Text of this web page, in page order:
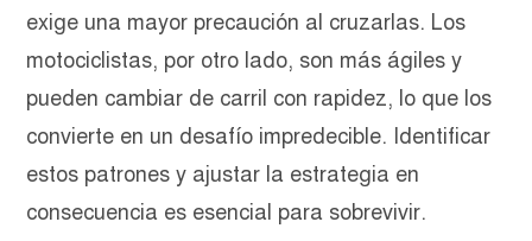
exige una mayor precaución al cruzarlas. Los
motociclistas, por otro lado, son más ágiles y
pueden cambiar de carril con rapidez, lo que los
convierte en un desafío impredecible. Identificar
estos patrones y ajustar la estrategia en
consecuencia es esencial para sobrevivir.